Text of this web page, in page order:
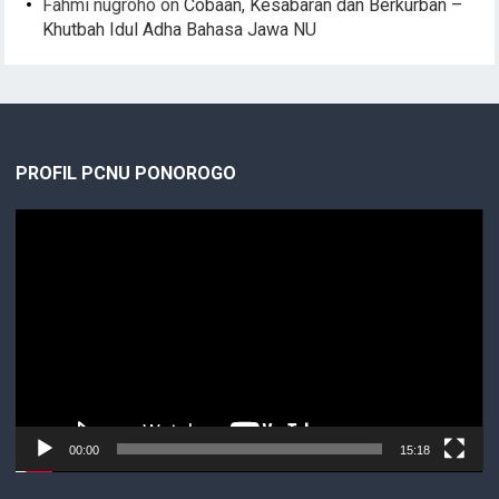
Fahmi nugroho onCobaan, Kesabaran dan Berkurban –
Khutbah Idul Adha Bahasa Jawa NU
PROFIL PCNU PONOROGO
00:00 15:18